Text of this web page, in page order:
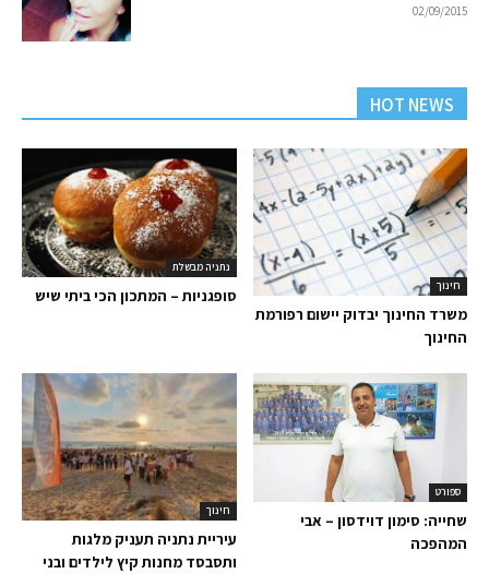
02/09/2015
HOT NEWS
נתניה מבשלת
סופגניות – המתכון הכי ביתי שיש
חינוך
משרד החינוך יבדוק יישום רפורמת
החינוך
חינוך
עיריית נתניה תעניק מלגות
ותסבסד מחנות קיץ לילדים ובני
ספורט
שחייה: סימון דוידסון – אבי
המהפכה